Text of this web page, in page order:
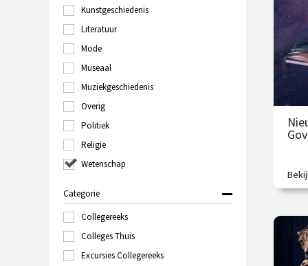
Groningen
Haarlem
Kampen
Kopenhagen
Leeuwarden
Leiden
Londen
Online
Polen
Rotterdam
Schiedam
Kunstgeschiedenis
Literatuur
Mode
Museaal
Muziekgeschiedenis
Overig
Politiek
Religie
Wetenschap
Categorie
Collegereeks
Colleges Thuis
Excursies Collegereeks
Een